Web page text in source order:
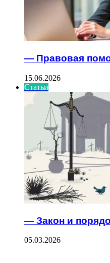
— Правовая
15.06.2026
Статьи
— Закон и
05.03.2026